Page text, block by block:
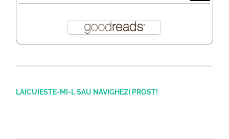
LAICUIESTE-MI-L SAU NAVIGHEZI PROST!